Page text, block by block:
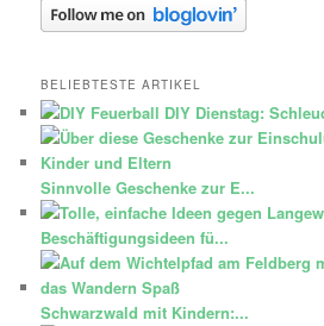
BELIEBTESTE ARTIKEL
DIY Dienstag:
Sinnvolle Geschenke zur E...
Beschäftigungsideen fü...
Schwarzwald mit Kindern:...